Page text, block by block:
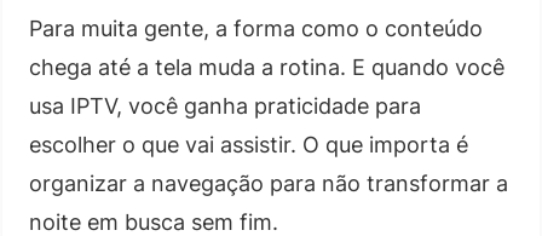
Para muita gente, a forma como o conteúdo
chega até a tela muda a rotina. E quando você
usa IPTV, você ganha praticidade para
escolher o que vai assistir. O que importa é
organizar a navegação para não transformar a
noite em busca sem fim.